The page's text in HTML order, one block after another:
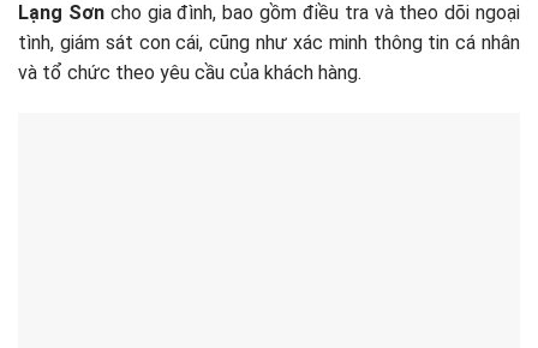
Lạng Sơncho gia đình, bao gồm điều tra và theo dõi ngoại
tình, giám sát con cái, cũng như xác minh thông tin cá nhân
và tổ chức theo yêu cầu của khách hàng.